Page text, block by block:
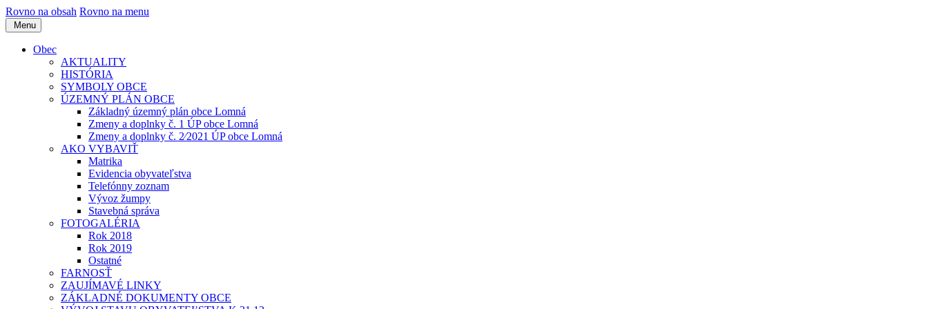
Rovno na obsah Rovno na menu
Menu
Obec
AKTUALITY
HISTÓRIA
SYMBOLY OBCE
ÚZEMNÝ PLÁN OBCE
Základný územný plán obce Lomná
Zmeny a doplnky č. 1 ÚP obce Lomná
Zmeny a doplnky č. 2⁄2021 ÚP obce Lomná
AKO VYBAVIŤ
Matrika
Evidencia obyvateľstva
Telefónny zoznam
Vývoz žumpy
Stavebná správa
FOTOGALÉRIA
Rok 2018
Rok 2019
Ostatné
FARNOSŤ
ZAUJÍMAVÉ LINKY
ZÁKLADNÉ DOKUMENTY OBCE